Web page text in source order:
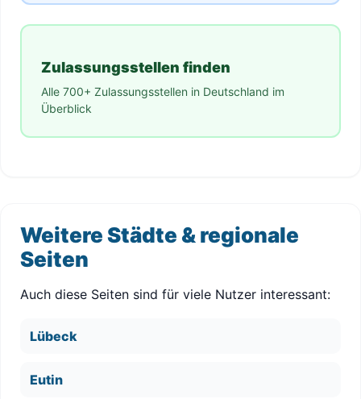
Zulassungsstellen finden
Alle 700+ Zulassungsstellen in Deutschland im
Überblick
Weitere Städte & regionale
Seiten
Auch diese Seiten sind für viele Nutzer interessant:
Lübeck
Eutin